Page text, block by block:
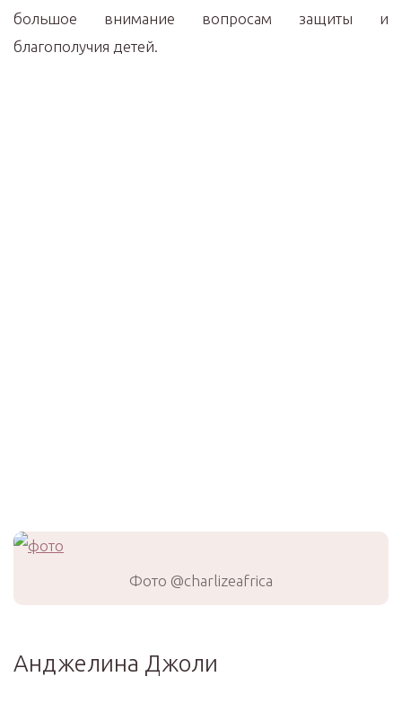
большое внимание вопросам защиты и
благополучия детей.
Фото @charlizeafrica
Анджелина Джоли